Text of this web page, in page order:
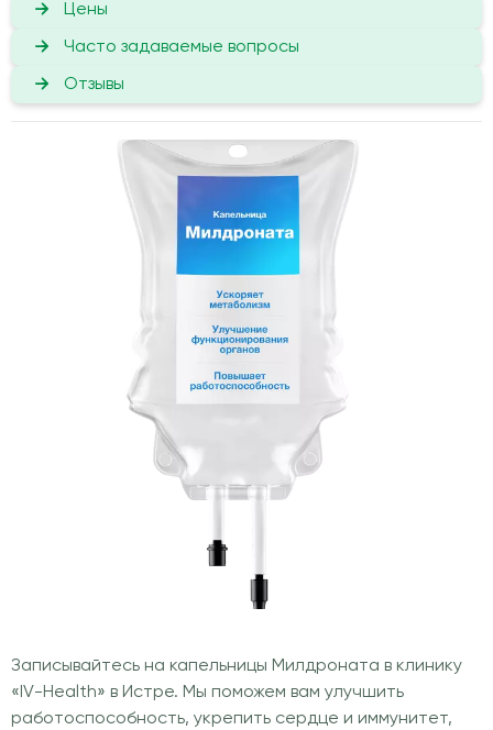
Цены
Часто задаваемые вопросы
Отзывы
Записывайтесь на капельницы Милдроната в клинику
«IV-Health» в Истре. Мы поможем вам улучшить
работоспособность, укрепить сердце и иммунитет,